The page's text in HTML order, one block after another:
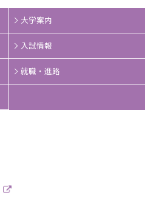
大学案内
入試情報
就職・進路